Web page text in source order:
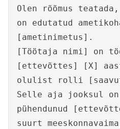
Olen rõõmus
on edutatud
[ametinimetus].
[Töötaja nimi] on
[ettevõttes] [X]
olulist rolli
Selle aja jooksul
pühendunud
suurt